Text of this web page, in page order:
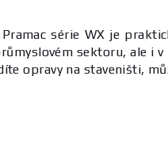
série WX je
sektoru, ale i
opravy na staveništi,